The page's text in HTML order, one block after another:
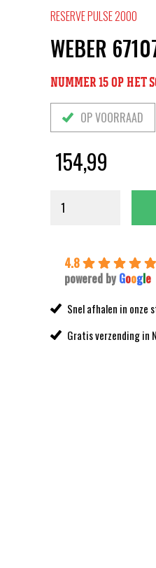
RESERVE PULSE 2000
WEBER
NUMMER 15 OP HET
OP VOORRAAD
154,99
4.8
powered by Google
Snel afhalen in onze
Gratis verzending in